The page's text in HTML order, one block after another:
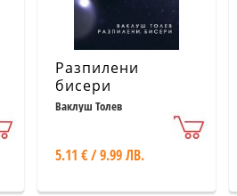
Разпилени
бисери
Ваклуш Толев
5.11 € / 9.99 ЛВ.